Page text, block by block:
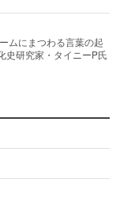
ムにまつわる言葉の起
史研究家・タイニーP氏